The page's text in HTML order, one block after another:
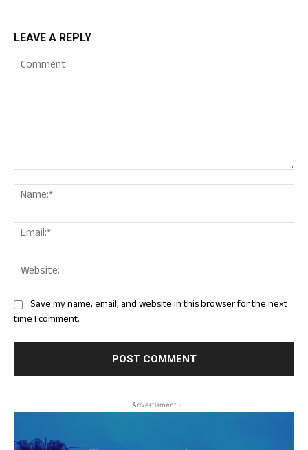
LEAVE A REPLY
Save my name, email, and website in this browser for the next
time I comment.
- Advertisment -